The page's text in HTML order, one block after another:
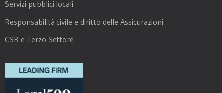
Servizi pubblici locali
Responsabilità civile e diritto delle Assicurazioni
CSR e Terzo Settore